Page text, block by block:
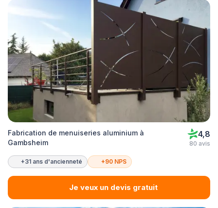
Fabrication de menuiseries aluminium à
Gambsheim
4,8
80 avis
+31 ans d'ancienneté +90 NPS
Je veux un devis gratuit